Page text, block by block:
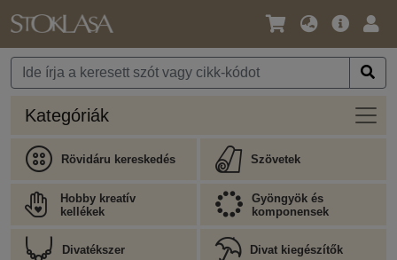
Nyelv
Pénznem
Fő
Kategóriák
Rövidáru kereskedés Szövetek
Hobby kreatív
kellékek
Gyöngyök és
komponensek
Divatékszer Divat kiegészítők